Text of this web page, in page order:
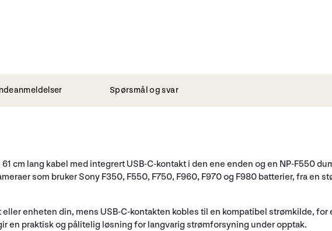
Spørsmål og svar
cm lang kabel med integrert USB-C-kontakt i den ene enden og en NP-F550
som bruker Sony F350, F550, F750, F960, F970 og F980 batterier, fra en
enheten din, mens USB-C-kontakten kobles til en kompatibel strømkilde, for
en praktisk og pålitelig løsning for langvarig strømforsyning under opptak.